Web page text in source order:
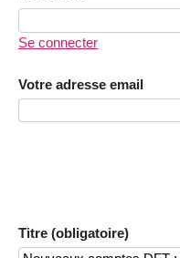
Se connecter
Votre adresse email
Titre (obligatoire)